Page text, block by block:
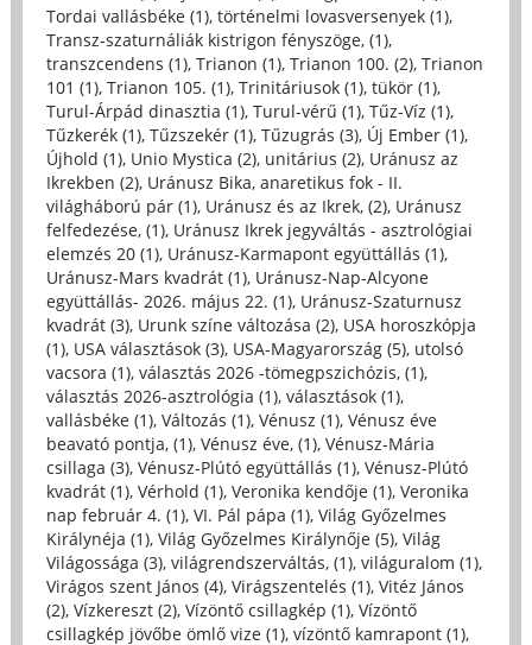
Tordai vallásbéke (1), történelmi lovasversenyek (1),
Transz-szaturnáliák kistrigon fényszöge, (1),
transzcendens (1), Trianon (1), Trianon 100. (2), Trianon
101 (1), Trianon 105. (1), Trinitáriusok (1), tükör (1),
Turul-Árpád dinasztia (1), Turul-vérű (1), Tűz-Víz (1),
Tűzkerék (1), Tűzszekér (1), Tűzugrás (3), Új Ember (1),
Újhold (1), Unio Mystica (2), unitárius (2), Uránusz az
Ikrekben (2), Uránusz Bika, anaretikus fok - II.
világháború pár (1), Uránusz és az Ikrek, (2), Uránusz
felfedezése, (1), Uránusz Ikrek jegyváltás - asztrológiai
elemzés 20 (1), Uránusz-Karmapont együttállás (1),
Uránusz-Mars kvadrát (1), Uránusz-Nap-Alcyone
együttállás- 2026. május 22. (1), Uránusz-Szaturnusz
kvadrát (3), Urunk színe változása (2), USA horoszkópja
(1), USA választások (3), USA-Magyarország (5), utolsó
vacsora (1), választás 2026 -tömegpszichózis, (1),
választás 2026-asztrológia (1), választások (1),
vallásbéke (1), Változás (1), Vénusz (1), Vénusz éve
beavató pontja, (1), Vénusz éve, (1), Vénusz-Mária
csillaga (3), Vénusz-Plútó együttállás (1), Vénusz-Plútó
kvadrát (1), Vérhold (1), Veronika kendője (1), Veronika
nap február 4. (1), VI. Pál pápa (1), Világ Győzelmes
Királynéja (1), Világ Győzelmes Királynője (5), Világ
Világossága (3), világrendszerváltás, (1), világuralom (1),
Virágos szent János (4), Virágszentelés (1), Vitéz János
(2), Vízkereszt (2), Vízöntő csillagkép (1), Vízöntő
csillagkép jövőbe ömlő vize (1), vízöntő kamrapont (1),